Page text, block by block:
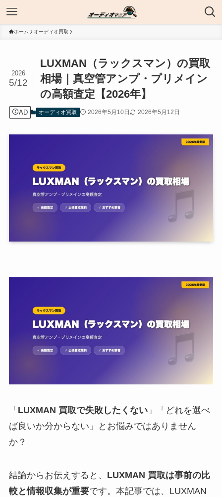
ホーム オーディオ買取
LUXMAN（ラックスマン）の買取
相場｜真空管アンプ・プリメイン
の高額査定【2026年】
2026
5/12
AD オーディオ買取 2026年5月10日 2026年5月12日
「 LUXMAN 買取で失敗したくない」「どれを選べ
ば良いか分からない」とお悩みではありません
か？
結論からお伝えすると、 LUXMAN 買取は事前の比
較と情報収集が重要です。本記事では、LUXMAN